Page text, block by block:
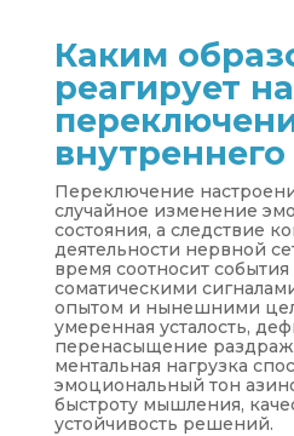
Каким
реагирует на
Переключение
случайное изменение
состояния, а следствие
деятельности нервной
время соотносит
соматическими
опытом и нынешними
умеренная усталость,
перенасыщение
ментальная нагрузка
эмоциональный тон
быстроту мышления,
устойчивость решений.